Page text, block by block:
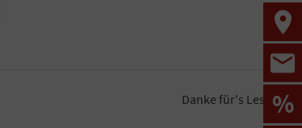
Danke für's Lesen!%